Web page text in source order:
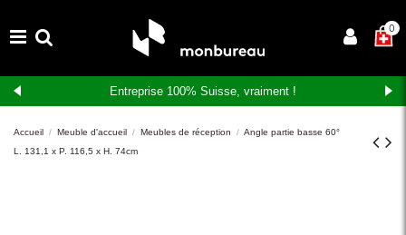
×0
Entreprise 100% Suisse, vraiment !
Accueil Meuble d'accueil Meubles de réception
Angle partie basse 60°
L. 131,1 x P. 116,5 x H. 74cm